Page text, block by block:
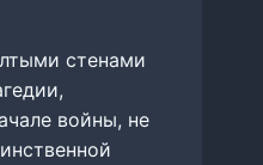
стенами
войны, не